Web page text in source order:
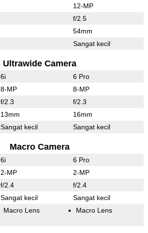
12-MP
f/2.5
54mm
Sangat kecil
Ultrawide Camera
6i 6 Pro
8-MP 8-MP
f/2.3 f/2.3
13mm 16mm
Sangat kecil Sangat kecil
Macro Camera
6i 6 Pro
2-MP 2-MP
f/2.4 f/2.4
Sangat kecil Sangat kecil
Macro Lens Macro Lens